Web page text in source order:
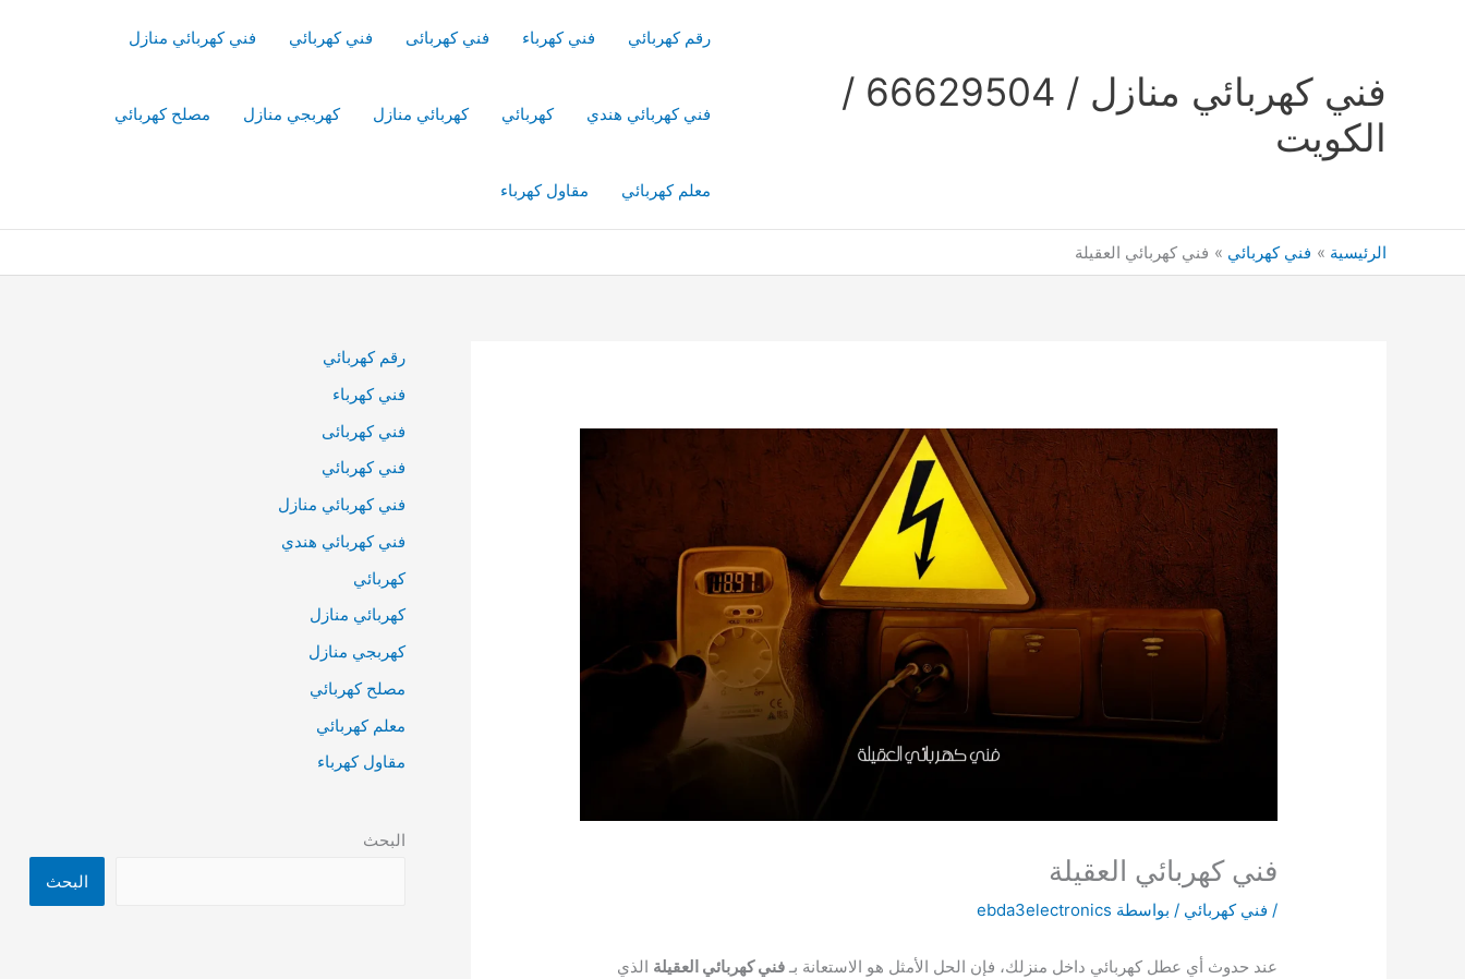
فني كهربائي منازل / 66629504 /
الكويت
رقم كهربائي فني كهرباء فني كهربائى فني كهربائي فني كهربائي منازل
فني كهربائي هندي كهربائي كهربائي منازل كهربجي منازل مصلح كهربائي
معلم كهربائي مقاول كهرباء
الرئيسية فني كهربائي فني كهربائي العقيلة
فني كهربائي العقيلة
/ فني كهربائي / بواسطة ebda3electronics
عند حدوث أي عطل كهربائي داخل منزلك، فإن الحل الأمثل هو الاستعانة بـفني كهربائي العقيلة الذي
رقم كهربائي
فني كهرباء
فني كهربائى
فني كهربائي
فني كهربائي منازل
فني كهربائي هندي
كهربائي
كهربائي منازل
كهربجي منازل
مصلح كهربائي
معلم كهربائي
مقاول كهرباء
البحث
البحث